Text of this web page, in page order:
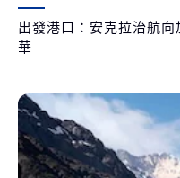
出發港口：安克拉治航向
華